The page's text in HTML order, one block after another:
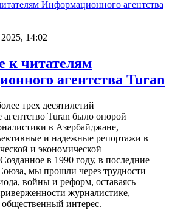
14:02
к читателям
агентства Turan
трех десятилетий
Turan было опорой
в Азербайджане,
и надежные репортажи в
и экономической
в 1990 году, в последние
мы прошли через трудности
войны и реформ, оставаясь
журналистике,
интерес.